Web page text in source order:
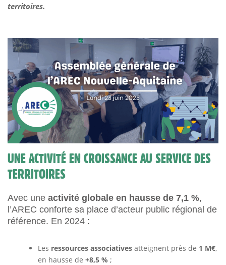
territoires.
UNE ACTIVITÉ EN CROISSANCE AU SERVICE DES
TERRITOIRES
Avec une activité globale en hausse de 7,1 %,
l’AREC conforte sa place d’acteur public régional de
référence. En 2024 :
Les ressources associatives atteignent près de 1 M€,
en hausse de +8,5 % ;